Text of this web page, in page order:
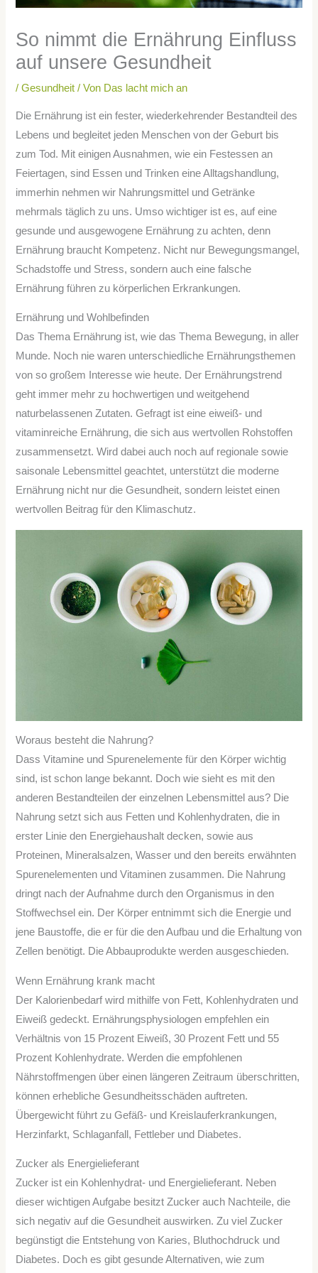
So nimmt die Ernährung Einfluss
auf unsere Gesundheit
/Gesundheit / Von Das lacht mich an
Die Ernährung ist ein fester, wiederkehrender Bestandteil des
Lebens und begleitet jeden Menschen von der Geburt bis
zum Tod. Mit einigen Ausnahmen, wie ein Festessen an
Feiertagen, sind Essen und Trinken eine Alltagshandlung,
immerhin nehmen wir Nahrungsmittel und Getränke
mehrmals täglich zu uns. Umso wichtiger ist es, auf eine
gesunde und ausgewogene Ernährung zu achten, denn
Ernährung braucht Kompetenz. Nicht nur Bewegungsmangel,
Schadstoffe und Stress, sondern auch eine falsche
Ernährung führen zu körperlichen Erkrankungen.
Ernährung und Wohlbefinden
Das Thema Ernährung ist, wie das Thema Bewegung, in aller
Munde. Noch nie waren unterschiedliche Ernährungsthemen
von so großem Interesse wie heute. Der Ernährungstrend
geht immer mehr zu hochwertigen und weitgehend
naturbelassenen Zutaten. Gefragt ist eine eiweiß- und
vitaminreiche Ernährung, die sich aus wertvollen Rohstoffen
zusammensetzt. Wird dabei auch noch auf regionale sowie
saisonale Lebensmittel geachtet, unterstützt die moderne
Ernährung nicht nur die Gesundheit, sondern leistet einen
wertvollen Beitrag für den Klimaschutz.
Woraus besteht die Nahrung?
Dass Vitamine und Spurenelemente für den Körper wichtig
sind, ist schon lange bekannt. Doch wie sieht es mit den
anderen Bestandteilen der einzelnen Lebensmittel aus? Die
Nahrung setzt sich aus Fetten und Kohlenhydraten, die in
erster Linie den Energiehaushalt decken, sowie aus
Proteinen, Mineralsalzen, Wasser und den bereits erwähnten
Spurenelementen und Vitaminen zusammen. Die Nahrung
dringt nach der Aufnahme durch den Organismus in den
Stoffwechsel ein. Der Körper entnimmt sich die Energie und
jene Baustoffe, die er für die den Aufbau und die Erhaltung von
Zellen benötigt. Die Abbauprodukte werden ausgeschieden.
Wenn Ernährung krank macht
Der Kalorienbedarf wird mithilfe von Fett, Kohlenhydraten und
Eiweiß gedeckt. Ernährungsphysiologen empfehlen ein
Verhältnis von 15 Prozent Eiweiß, 30 Prozent Fett und 55
Prozent Kohlenhydrate. Werden die empfohlenen
Nährstoffmengen über einen längeren Zeitraum überschritten,
können erhebliche Gesundheitsschäden auftreten.
Übergewicht führt zu Gefäß- und Kreislauferkrankungen,
Herzinfarkt, Schlaganfall, Fettleber und Diabetes.
Zucker als Energielieferant
Zucker ist ein Kohlenhydrat- und Energielieferant. Neben
dieser wichtigen Aufgabe besitzt Zucker auch Nachteile, die
sich negativ auf die Gesundheit auswirken. Zu viel Zucker
begünstigt die Entstehung von Karies, Bluthochdruck und
Diabetes. Doch es gibt gesunde Alternativen, wie zum